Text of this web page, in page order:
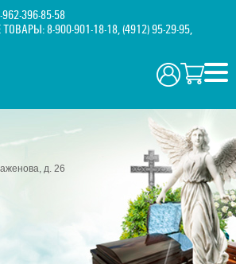
962-396-85-58
ТОВАРЫ:8-900-901-18-18,(4912) 95-29-95,
д. 26